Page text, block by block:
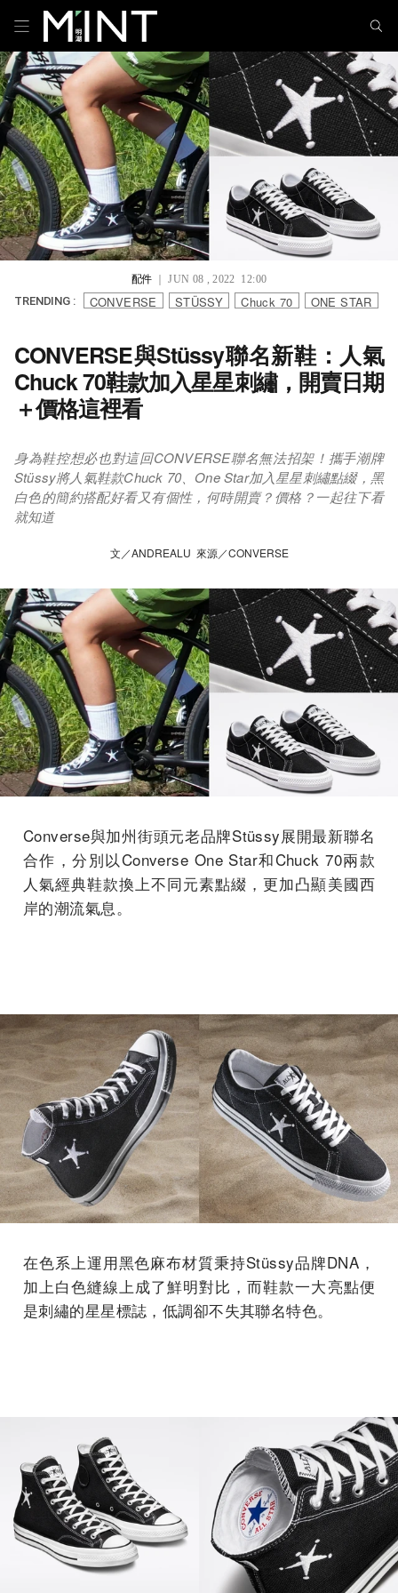
配件｜ JUN 08 , 2022 12:00
TRENDING : CONVERSE STÜSSY Chuck 70 ONE STAR
CONVERSE與Stüssy聯名新鞋：人氣
Chuck 70鞋款加入星星刺繡，開賣日期
＋價格這裡看
身為鞋控想必也對這回CONVERSE聯名無法招架！攜手潮牌
Stüssy將人氣鞋款Chuck 70、One Star加入星星刺繡點綴，黑
白色的簡約搭配好看又有個性，何時開賣？價格？一起往下看
就知道
文／ANDREALU 來源／CONVERSE
Converse與加州街頭元老品牌Stüssy展開最新聯名
合作，分別以Converse One Star和Chuck 70兩款
人氣經典鞋款換上不同元素點綴，更加凸顯美國西
岸的潮流氣息。
在色系上運用黑色麻布材質秉持Stüssy品牌DNA，
加上白色縫線上成了鮮明對比，而鞋款一大亮點便
是刺繡的星星標誌，低調卻不失其聯名特色。